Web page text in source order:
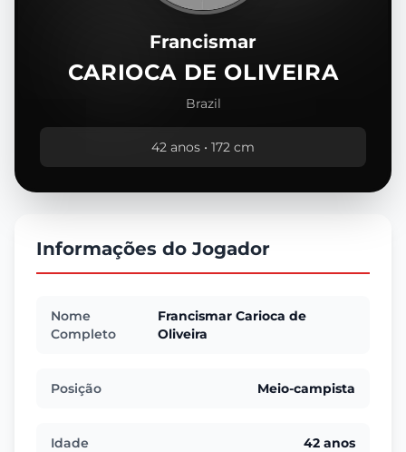
Francismar
CARIOCA DE OLIVEIRA
Brazil
42 anos • 172 cm
Informações do Jogador
Nome
Completo
Francismar Carioca de
Oliveira
Posição Meio-campista
Idade 42 anos